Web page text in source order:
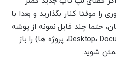
موقتا کنار بگذارید و بعدا با
حتما چند فایل نمونه از پوشه
های حساس (Desktop، Documents، Pictures، پروژه ها) را باز
شوید.